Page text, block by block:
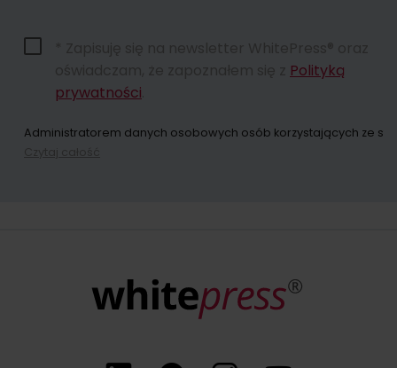
Polityką
prywatności
Administratorem danych osobowych osób korzystających ze